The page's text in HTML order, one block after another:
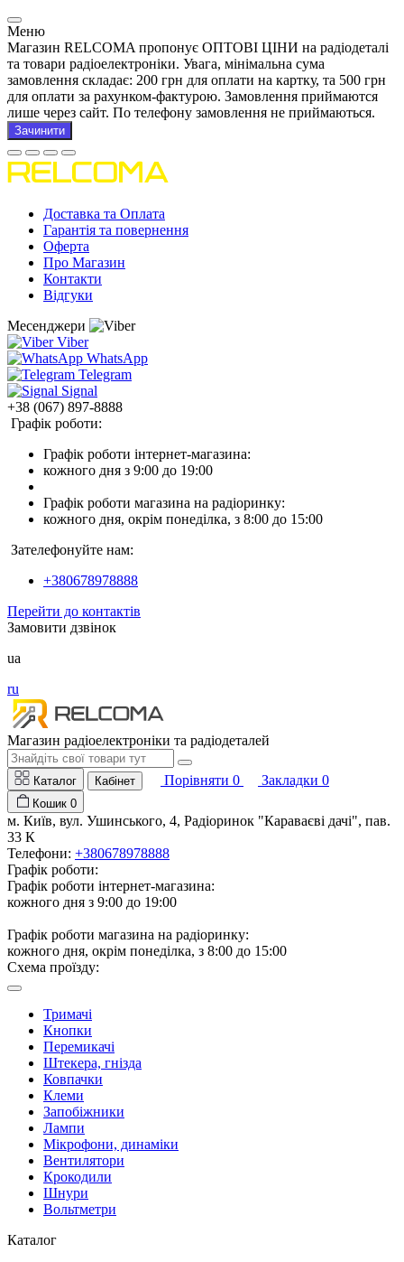
Меню
Магазин RELCOMA пропонує ОПТОВІ ЦІНИ на радіодеталі
та товари радіоелектроніки. Увага, мінімальна сума
замовлення складає: 200 грн для оплати на картку, та 500 грн
для оплати за рахунком-фактурою. Замовлення приймаются
лише через сайт. По телефону замовлення не приймаються.
Зачинити
Доставка та Оплата
Гарантія та повернення
Оферта
Про Магазин
Контакти
Відгуки
Месенджери
Viber
WhatsApp
Telegram
Signal
+38 (067) 897-8888
Графік роботи:
Графік роботи інтернет-магазина:
кожного дня з 9:00 до 19:00
Графік роботи магазина на радіоринку:
кожного дня, окрім понеділка, з 8:00 до 15:00
Зателефонуйте нам:
+380678978888
Перейти до контактів
Замовити дзвінок
ua
ru
Магазин радіоелектроніки та радіодеталей
Каталог Кабінет Порівняти 0 Закладки 0
Кошик 0
м. Київ, вул. Ушинського, 4, Радіоринок "Караваєві дачі", пав.
33 К
Телефони: +380678978888
Графік роботи:
Графік роботи інтернет-магазина:
кожного дня з 9:00 до 19:00
Графік роботи магазина на радіоринку:
кожного дня, окрім понеділка, з 8:00 до 15:00
Схема проїзду:
Тримачі
Кнопки
Перемикачі
Штекера, гнізда
Ковпачки
Клеми
Запобіжники
Лампи
Мікрофони, динаміки
Вентилятори
Крокодили
Шнури
Вольтметри
Каталог